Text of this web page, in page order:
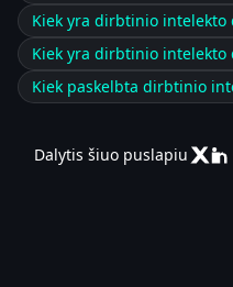
Kiek yra dirbtinio
Kiek yra dirbtinio intelekto
Kiek paskelbta dirbtinio
Dalytis šiuo puslapiu